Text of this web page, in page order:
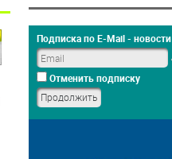
Подписка по E-Mail - новости
Отменить подписку